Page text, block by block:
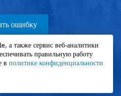
ошибку
а также сервис веб-аналитики
правильную работу
в политике конфиденциальности